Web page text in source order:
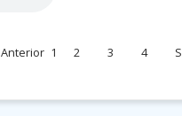
Anterior 1 2 3 4